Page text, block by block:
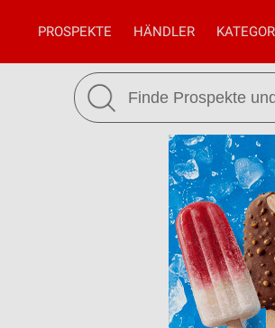
PROSPEKTE HÄNDLER